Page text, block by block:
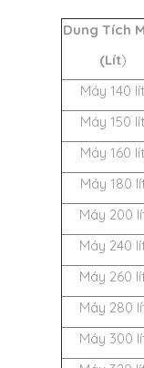
Dung Tích
(Lít)
Máy 140 lít
Máy 150 lít
Máy 160 lít
Máy 180
Máy 200
Máy 240
Máy 260
Máy 280
Máy 300